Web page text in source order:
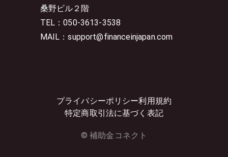
桑野ビル２階
TEL：050-3613-3538
MAIL：support@financeinjapan.com
プライバシーポリシー利用規約
特定商取引法に基づく表記
© 補助金コネクト